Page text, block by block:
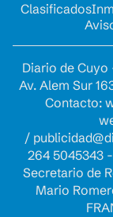
Clasificados
Diario de
Av. Alem Sur
Contacto:
/
264 5045343
Secretario de
Mario